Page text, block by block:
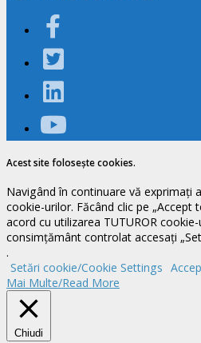
Acest site folosește cookies.
Navigând în continuare vă exprimați
cookie-urilor. Făcând clic pe „Accept
acord cu utilizarea TUTUROR
consimțământ controlat accesați
.
Setări cookie/Cookie Settings
Mai Multe/Read More
Chiudi